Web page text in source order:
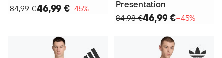
84,99 €46,99 €−45%
Presentation
84,98 €46,99 €−45%